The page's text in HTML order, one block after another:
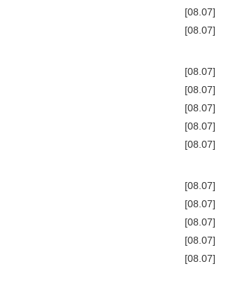
[08.07]
[08.07]
[08.07]
[08.07]
[08.07]
[08.07]
[08.07]
[08.07]
[08.07]
[08.07]
[08.07]
[08.07]